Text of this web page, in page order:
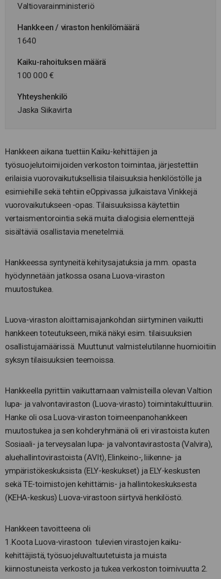
Valtiovarainministeriö
Hankkeen / viraston henkilömäärä
1640
Kaiku-rahoituksen määrä
100 000 €
Yhteyshenkilö
Jaska Siikavirta
Hankkeen aikana tuettiin Kaiku-kehittäjien ja
työsuojelutoimijoiden verkoston toimintaa, järjestettiin
erilaisia vuorovaikutuksellisia tilaisuuksia henkilöstölle ja
esimiehille sekä tehtiin eOppivassa julkaistava Vinkkejä
vuorovaikutukseen -opas. Tilaisuuksissa käytettiin
vertaismentorointia sekä muita dialogisia elementtejä
sisältäviä osallistavia menetelmiä.
Hankkeessa syntyneitä kehitysajatuksia ja mm. opasta
hyödynnetään jatkossa osana Luova-viraston
muutostukea.
Luova-viraston aloittamisajankohdan siirtyminen vaikutti
hankkeen toteutukseen, mikä näkyi esim. tilaisuuksien
osallistujamäärissä. Muuttunut valmistelutilanne huomioitiin
syksyn tilaisuuksien teemoissa.
Hankkeella pyrittiin vaikuttamaan valmisteilla olevan Valtion
lupa- ja valvontaviraston (Luova-virasto) toimintakulttuuriin.
Hanke oli osa Luova-viraston toimeenpanohankkeen
muutostukea ja sen kohderyhmänä oli eri virastoista kuten
Sosiaali- ja terveysalan lupa- ja valvontavirastosta (Valvira),
aluehallintovirastoista (AVIt), Elinkeino-, liikenne- ja
ympäristökeskuksista (ELY-keskukset) ja ELY-keskusten
sekä TE-toimistojen kehittämis- ja hallintokeskuksesta
(KEHA-keskus) Luova-virastoon siirtyvä henkilöstö.
Hankkeen tavoitteena oli
1.Koota Luova-virastoon tulevien virastojen kaiku-
kehittäjistä, työsuojeluvaltuutetuista ja muista
kiinnostuneista verkosto ja tukea verkoston toimivuutta 2.